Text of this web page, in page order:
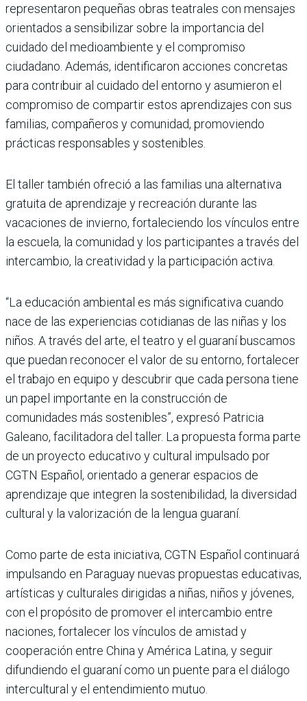
representaron pequeñas obras teatrales con mensajes
orientados a sensibilizar sobre la importancia del
cuidado del medioambiente y el compromiso
ciudadano. Además, identificaron acciones concretas
para contribuir al cuidado del entorno y asumieron el
compromiso de compartir estos aprendizajes con sus
familias, compañeros y comunidad, promoviendo
prácticas responsables y sostenibles.
El taller también ofreció a las familias una alternativa
gratuita de aprendizaje y recreación durante las
vacaciones de invierno, fortaleciendo los vínculos entre
la escuela, la comunidad y los participantes a través del
intercambio, la creatividad y la participación activa.
“La educación ambiental es más significativa cuando
nace de las experiencias cotidianas de las niñas y los
niños. A través del arte, el teatro y el guaraní buscamos
que puedan reconocer el valor de su entorno, fortalecer
el trabajo en equipo y descubrir que cada persona tiene
un papel importante en la construcción de
comunidades más sostenibles”, expresó Patricia
Galeano, facilitadora del taller. La propuesta forma parte
de un proyecto educativo y cultural impulsado por
CGTN Español, orientado a generar espacios de
aprendizaje que integren la sostenibilidad, la diversidad
cultural y la valorización de la lengua guaraní.
Como parte de esta iniciativa, CGTN Español continuará
impulsando en Paraguay nuevas propuestas educativas,
artísticas y culturales dirigidas a niñas, niños y jóvenes,
con el propósito de promover el intercambio entre
naciones, fortalecer los vínculos de amistad y
cooperación entre China y América Latina, y seguir
difundiendo el guaraní como un puente para el diálogo
intercultural y el entendimiento mutuo.